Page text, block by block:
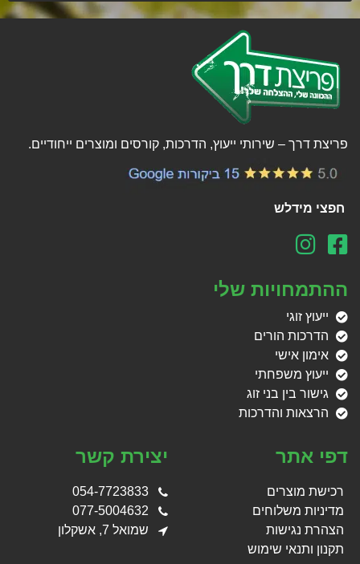
פריצת דרך – שירותי ייעוץ, הדרכות, קורסים ומוצרים ייחודיים.
חפצי מידלש
ההתמחויות שלי
ייעוץ זוגי
הדרכות הורים
אימון אישי
ייעוץ משפחתי
גישור בין בני זוג
הרצאות והדרכות
דפי אתר
רכישת מוצרים
מדיניות משלוחים
הצהרת נגישות
תקנון ותנאי שימוש
יצירת קשר
054-7723833
077-5004632
שמואל 7, אשקלון